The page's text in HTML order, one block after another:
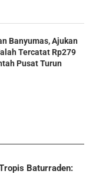
Banyumas, Ajukan
Tercatat Rp279
Pusat Turun
Baturraden: